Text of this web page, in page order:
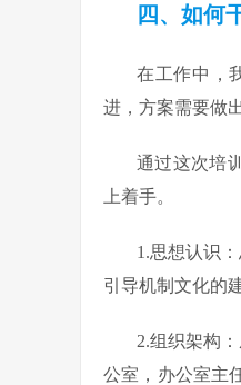
四、如何
在工作中，
进，方案需要做
通过这次培
上着手。
1.思想认识
引导机制文化的
2.组织架构
公室，办公室主